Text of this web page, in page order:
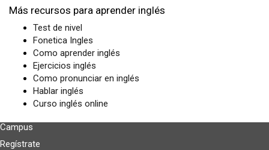
Más recursos para aprender inglés
Test de nivel
Fonetica Ingles
Como aprender inglés
Ejercicios inglés
Como pronunciar en inglés
Hablar inglés
Curso inglés online
Campus
Regístrate